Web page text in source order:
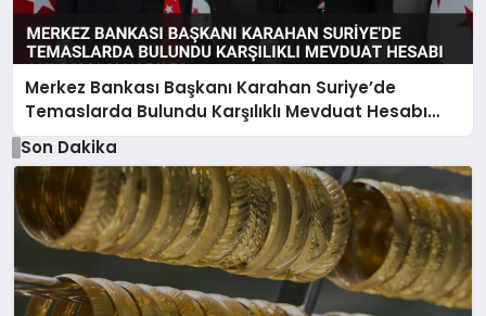
Merkez Bankası Başkanı Karahan Suriye’de
Temaslarda Bulundu Karşılıklı Mevduat Hesabı
Anlaşması Yapıldı
Son Dakika